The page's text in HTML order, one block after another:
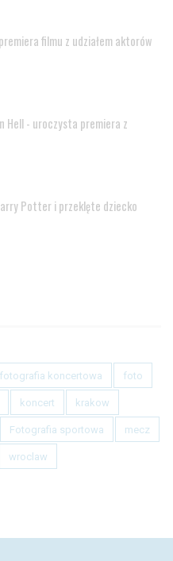
filmu z udziałem aktorów
Hell - uroczysta premiera z
Potter i przeklęte dziecko
fotografia koncertowa foto
koncert krakow
Fotografia sportowa mecz
wroclaw